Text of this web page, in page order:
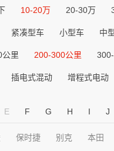
10-20万 20-30万
紧凑型车 小型车 中
公里 200-300公里
插电式混动 增程式电动
E F G H I J
保时捷 别克 本田